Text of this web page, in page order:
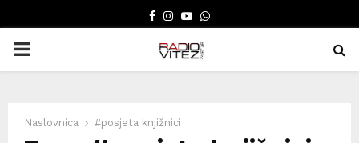
FACEBOOK
INSTAGRAM
YOUTUBE
WHATSAPP
PRIMARY
Naslovnica #posjeta knjižnici